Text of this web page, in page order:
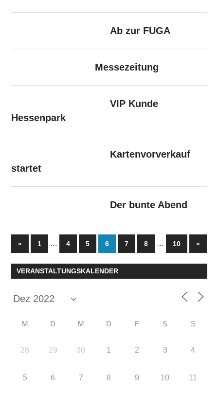
Ab zur FUGA
Messezeitung
VIP Kunde
Hessenpark
Kartenvorverkauf
startet
Der bunte Abend
Seitennummerierung
der
Beiträge
«Vorherige
Beiträge
1 … 4 5 6 7 8 … 10 »
VERANSTALTUNGSKALENDER
M D M D F S S
28 29 30 1 2 3 4
5 6 7 8 9 10 11